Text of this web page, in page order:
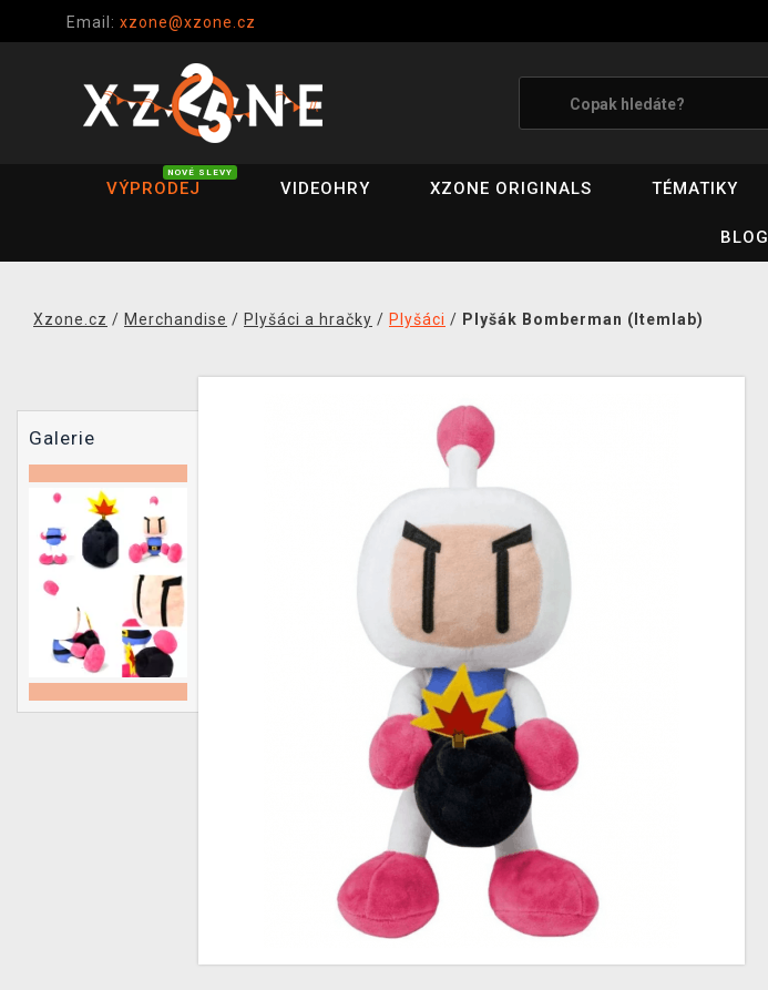
Email: xzone@xzone.cz
VÝPRODEJ
NOVÉ SLEVY
VIDEOHRY XZONE ORIGINALS TÉMATIKY
BLOG
Xzone.cz / Merchandise / Plyšáci a hračky / Plyšáci / Plyšák Bomberman (Itemlab)
Galerie